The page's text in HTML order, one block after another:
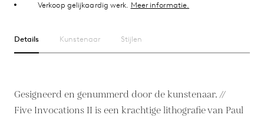
Verkoop gelijkaardig werk. Meer informatie.
Details Kunstenaar Stijlen
Gesigneerd en genummerd door de kunstenaar. //
Five Invocations II is een krachtige lithografie van Paul